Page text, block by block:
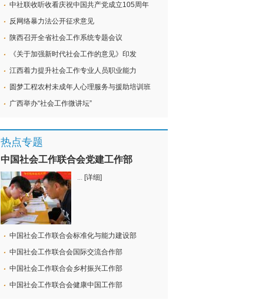
中社联收听收看庆祝中国共产党成立105周年
反网络暴力法公开征求意见
陕西召开全省社会工作系统专题会议
《关于加强新时代社会工作的意见》印发
江西着力提升社会工作专业人员职业能力
圆梦工程农村未成年人心理服务与援助培训班
广西举办“社会工作微讲坛”
热点专题
中国社会工作联合会党建工作部
... [详细]
中国社会工作联合会标准化与能力建设部
中国社会工作联合会国际交流合作部
中国社会工作联合会乡村振兴工作部
中国社会工作联合会健康中国工作部